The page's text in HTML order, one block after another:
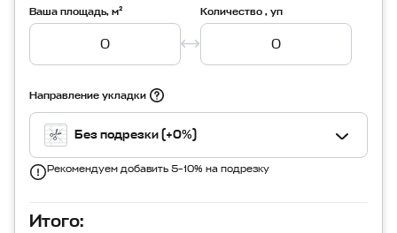
Ваша площадь, м² Количество , уп
Направление укладки
Без подрезки (+0%)
Рекомендуем добавить 5–10% на подрезку
Итого: